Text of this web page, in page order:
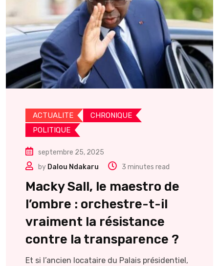
ACTUALITE
CHRONIQUE
POLITIQUE
septembre 25, 2025
by Dalou Ndakaru 3 minutes read
Macky Sall, le maestro de
l’ombre : orchestre-t-il
vraiment la résistance
contre la transparence ?
Et si l’ancien locataire du Palais présidentiel,